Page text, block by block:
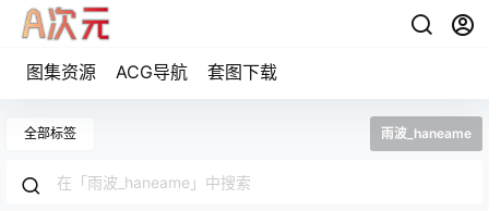
图集资源 ACG导航 套图下载
全部标签 雨波_haneame